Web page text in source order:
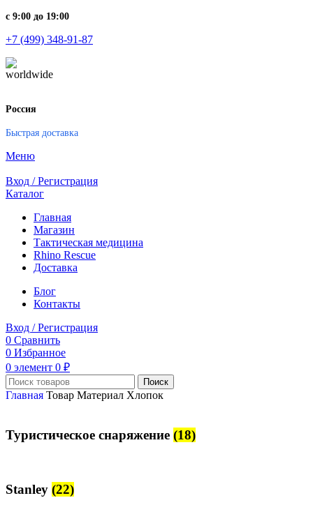
с 9:00 до 19:00
+7 (499) 348-91-87
Россия
Быстрая доставка
Меню
Вход / Регистрация
Каталог
Главная
Магазин
Тактическая медицина
Rhino Rescue
Доставка
Блог
Контакты
Вход / Регистрация
0 Сравнить
0 Избранное
0 элемент 0 ₽
Поиск
Главная Товар Материал Хлопок
Туристическое снаряжение (18)
Stanley (22)